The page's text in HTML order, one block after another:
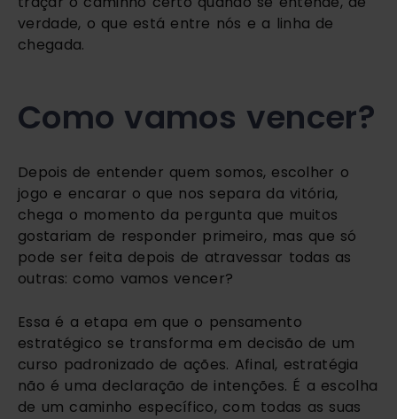
verdade, o que está entre nós e a linha de
chegada.
Como vamos vencer?
Depois de entender quem somos, escolher o
jogo e encarar o que nos separa da vitória,
chega o momento da pergunta que muitos
gostariam de responder primeiro, mas que só
pode ser feita depois de atravessar todas as
outras: como vamos vencer?
Essa é a etapa em que o pensamento
estratégico se transforma em decisão de um
curso padronizado de ações. Afinal, estratégia
não é uma declaração de intenções. É a escolha
de um caminho específico, com todas as suas